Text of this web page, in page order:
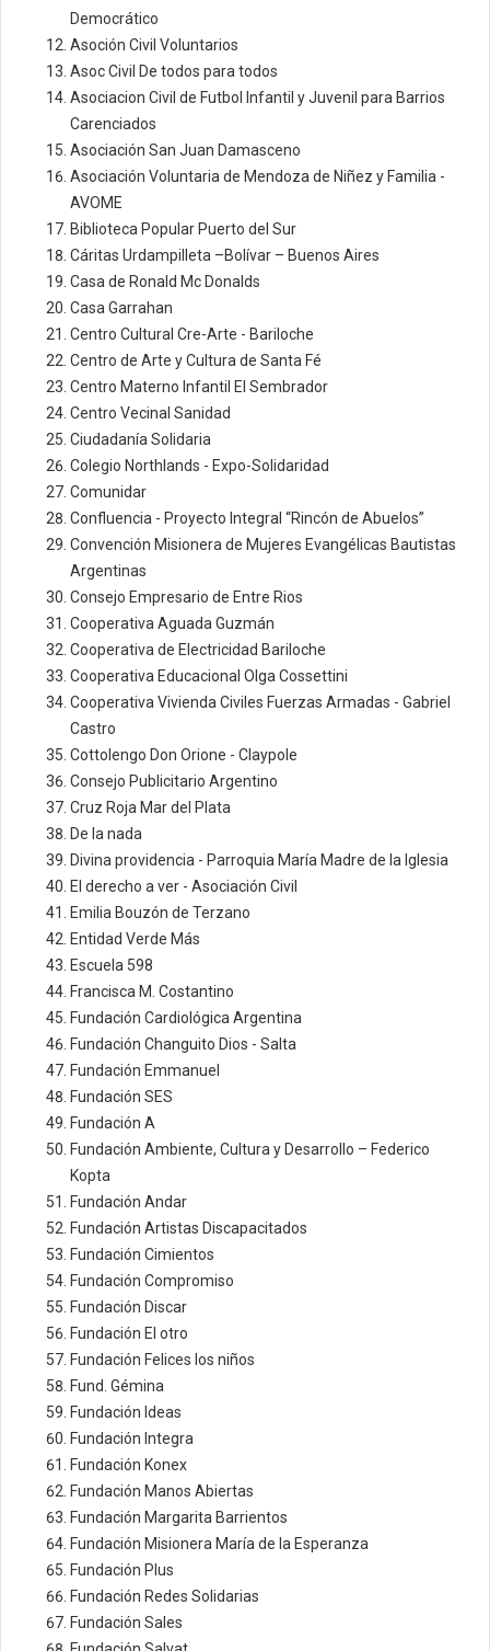
Democrático
Asoción Civil Voluntarios
Asoc Civil De todos para todos
Asociacion Civil de Futbol Infantil y Juvenil para Barrios
Carenciados
Asociación San Juan Damasceno
Asociación Voluntaria de Mendoza de Niñez y Familia -
AVOME
Biblioteca Popular Puerto del Sur
Cáritas Urdampilleta –Bolívar – Buenos Aires
Casa de Ronald Mc Donalds
Casa Garrahan
Centro Cultural Cre-Arte - Bariloche
Centro de Arte y Cultura de Santa Fé
Centro Materno Infantil El Sembrador
Centro Vecinal Sanidad
Ciudadanía Solidaria
Colegio Northlands - Expo-Solidaridad
Comunidar
Confluencia - Proyecto Integral “Rincón de Abuelos”
Convención Misionera de Mujeres Evangélicas Bautistas
Argentinas
Consejo Empresario de Entre Rios
Cooperativa Aguada Guzmán
Cooperativa de Electricidad Bariloche
Cooperativa Educacional Olga Cossettini
Cooperativa Vivienda Civiles Fuerzas Armadas - Gabriel
Castro
Cottolengo Don Orione - Claypole
Consejo Publicitario Argentino
Cruz Roja Mar del Plata
De la nada
Divina providencia - Parroquia María Madre de la Iglesia
El derecho a ver - Asociación Civil
Emilia Bouzón de Terzano
Entidad Verde Más
Escuela 598
Francisca M. Costantino
Fundación Cardiológica Argentina
Fundación Changuito Dios - Salta
Fundación Emmanuel
Fundación SES
Fundación A
Fundación Ambiente, Cultura y Desarrollo – Federico
Kopta
Fundación Andar
Fundación Artistas Discapacitados
Fundación Cimientos
Fundación Compromiso
Fundación Discar
Fundación El otro
Fundación Felices los niños
Fund. Gémina
Fundación Ideas
Fundación Integra
Fundación Konex
Fundación Manos Abiertas
Fundación Margarita Barrientos
Fundación Misionera María de la Esperanza
Fundación Plus
Fundación Redes Solidarias
Fundación Sales